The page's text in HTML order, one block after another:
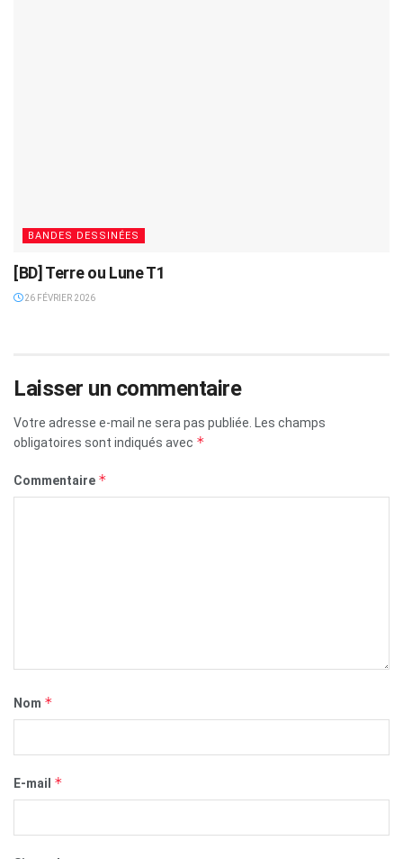
BANDES DESSINÉES
[BD] Terre ou Lune T1
26 FÉVRIER 2026
Laisser un commentaire
Votre adresse e-mail ne sera pas publiée.
Les champs
obligatoires sont indiqués avec *
Commentaire *
Nom *
E-mail *